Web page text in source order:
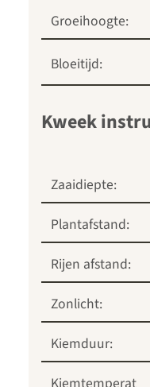
Groeihoogte:
Bloeitijd:
Kweek
Zaaidiepte:
Plantafstand:
Rijen afstand:
Zonlicht:
Kiemduur: